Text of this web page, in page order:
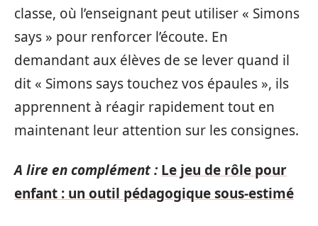
classe, où l’enseignant peut utiliser « Simons
says » pour renforcer l’écoute. En
demandant aux élèves de se lever quand il
dit « Simons says touchez vos épaules », ils
apprennent à réagir rapidement tout en
maintenant leur attention sur les consignes.
A lire en complément : Le jeu de rôle pour
enfant : un outil pédagogique sous-estimé